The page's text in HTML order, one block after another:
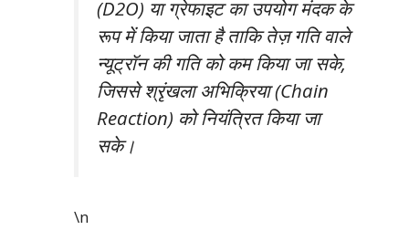
(D2O) या ग्रेफाइट का उपयोग मंदक के
रूप में किया जाता है ताकि तेज़ गति वाले
न्यूट्रॉन की गति को कम किया जा सके,
जिससे श्रृंखला अभिक्रिया (Chain
Reaction) को नियंत्रित किया जा
सके।
\n